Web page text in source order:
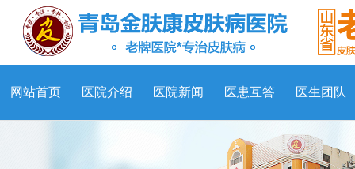
网站首页 医院介绍 医院新闻 医患互答 医生团队